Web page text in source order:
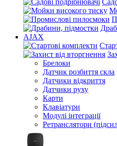
AJAX
Брелоки
Датчик розбиття скла
Датчики відкриття
Датчики руху
Карти
Клавіатури
Модулі інтеграції
Ретранслятори